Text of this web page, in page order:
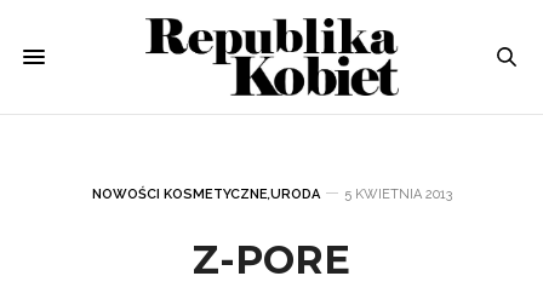
NOWOŚCI KOSMETYCZNE,URODA 5 KWIETNIA 2013
Z-PORE